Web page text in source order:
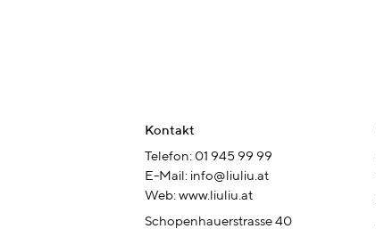
Kontakt
Telefon: 01 945 99 99
E-Mail: info@liuliu.at
Web: www.liuliu.at
Schopenhauerstrasse 40